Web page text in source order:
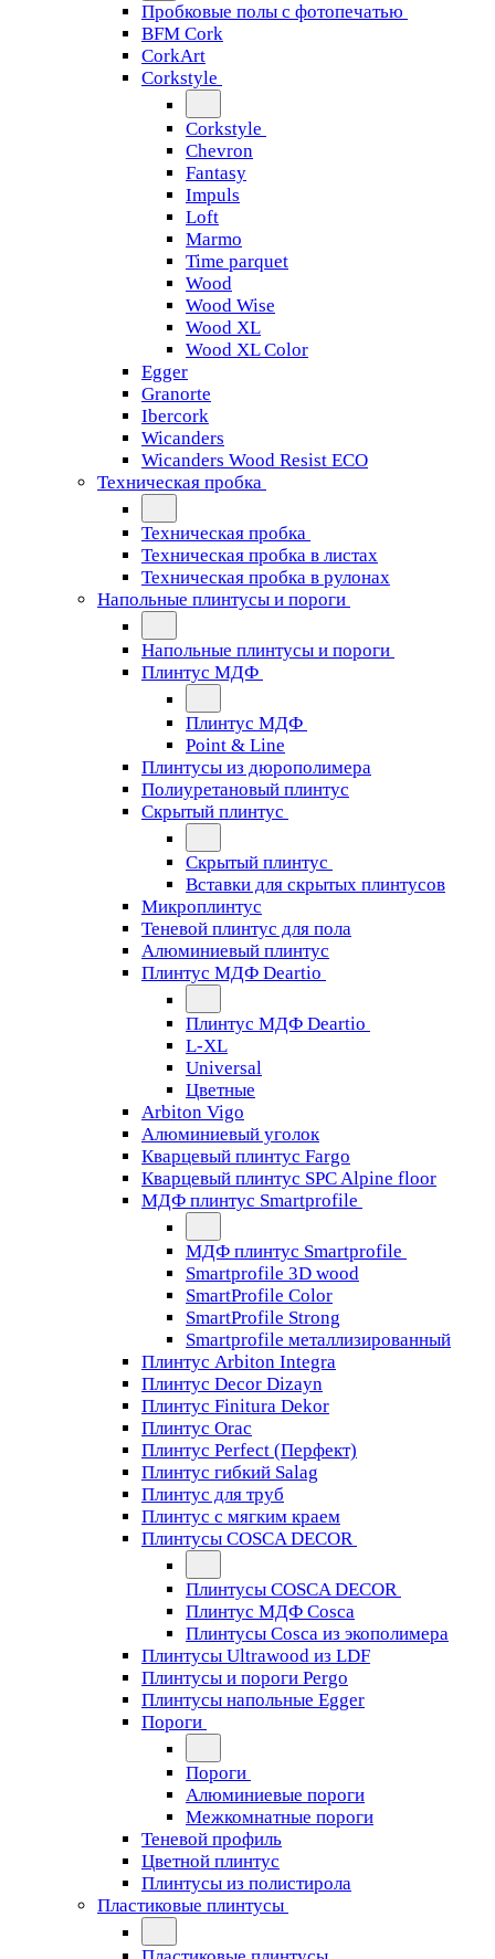
Пробковые полы с фотопечатью
BFM Cork
CorkArt
Corkstyle
Corkstyle
Chevron
Fantasy
Impuls
Loft
Marmo
Time parquet
Wood
Wood Wise
Wood XL
Wood XL Color
Egger
Granorte
Ibercork
Wicanders
Wicanders Wood Resist ECO
Техническая пробка
Техническая пробка
Техническая пробка в листах
Техническая пробка в рулонах
Напольные плинтусы и пороги
Напольные плинтусы и пороги
Плинтус МДФ
Плинтус МДФ
Point & Line
Плинтусы из дюрополимера
Полиуретановый плинтус
Скрытый плинтус
Скрытый плинтус
Вставки для скрытых плинтусов
Микроплинтус
Теневой плинтус для пола
Алюминиевый плинтус
Плинтус МДФ Deartio
Плинтус МДФ Deartio
L-XL
Universal
Цветные
Arbiton Vigo
Алюминиевый уголок
Кварцевый плинтус Fargo
Кварцевый плинтус SPC Alpine floor
МДФ плинтус Smartprofile
МДФ плинтус Smartprofile
Smartprofile 3D wood
SmartProfile Color
SmartProfile Strong
Smartprofile металлизированный
Плинтус Arbiton Integra
Плинтус Decor Dizayn
Плинтус Finitura Dekor
Плинтус Orac
Плинтус Perfect (Перфект)
Плинтус гибкий Salag
Плинтус для труб
Плинтус с мягким краем
Плинтусы COSCA DECOR
Плинтусы COSCA DECOR
Плинтус МДФ Cosca
Плинтусы Cosca из экополимера
Плинтусы Ultrawood из LDF
Плинтусы и пороги Pergo
Плинтусы напольные Egger
Пороги
Пороги
Алюминиевые пороги
Межкомнатные пороги
Теневой профиль
Цветной плинтус
Плинтусы из полистирола
Пластиковые плинтусы